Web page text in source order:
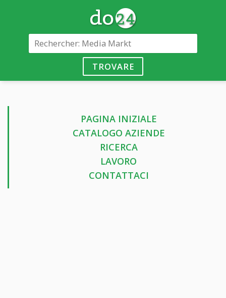
TROVARE
PAGINA INIZIALE
CATALOGO AZIENDE
RICERCA
LAVORO
CONTATTACI